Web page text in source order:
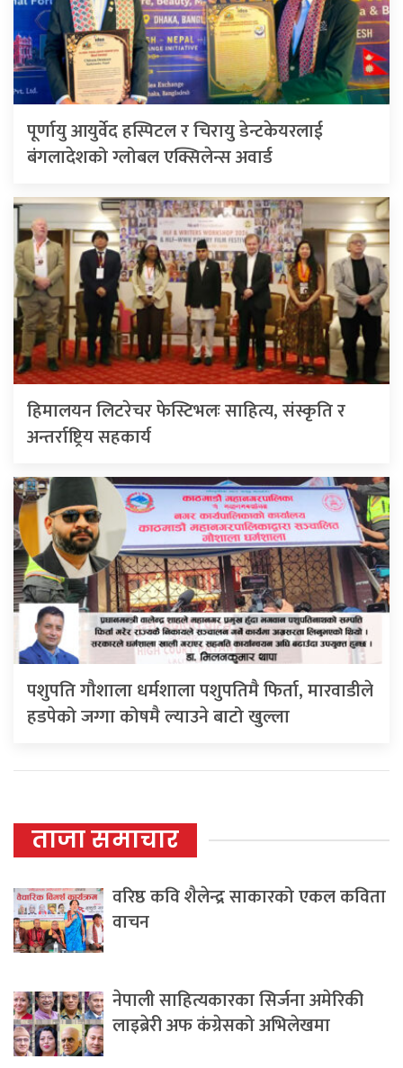
पूर्णायु आयुर्वेद हस्पिटल र चिरायु डेन्टकेयरलाई
बंगलादेशको ग्लोबल एक्सिलेन्स अवार्ड
हिमालयन लिटरेचर फेस्टिभलः साहित्य, संस्कृति र
अन्तर्राष्ट्रिय सहकार्य
पशुपति गौशाला धर्मशाला पशुपतिमै फिर्ता, मारवाडीले
हडपेको जग्गा कोषमै ल्याउने बाटो खुल्ला
ताजा समाचार
वरिष्ठ कवि शैलेन्द्र साकारको एकल कविता
वाचन
नेपाली साहित्यकारका सिर्जना अमेरिकी
लाइब्रेरी अफ कंग्रेसको अभिलेखमा